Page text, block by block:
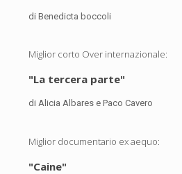
di Benedicta boccoli
Miglior corto Over internazionale:
"La tercera parte"
di Alicia Albares e Paco Cavero
Miglior documentario ex aequo:
"Caine"